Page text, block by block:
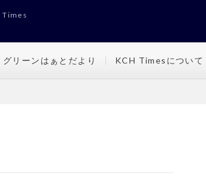
Times
グリーンはぁとだより KCH Timesについて